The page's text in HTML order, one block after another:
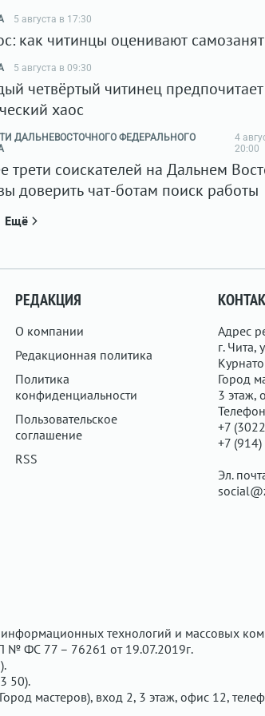
5 августа в 17:30
как читинцы оценивают
5 августа в 09:30
четвёртый читинец предпочитает
хаос
ДАЛЬНЕВОСТОЧНОГО ФЕДЕРАЛЬНОГО
4
20:00
трети соискателей на Дальнем
доверить чат-ботам поиск работы
Ещё
РЕДАКЦИЯ
О компании
Редакционная политика
Политика
конфиденциальности
Пользовательское
соглашение
RSS
Адрес
г. Чита,
Город
3 этаж,
+7
+7
Эл.
технологий и массовых
№ ФС 77 – 76261 от 19.07.2019г.
50).
мастеров), вход 2, 3 этаж, офис 12,